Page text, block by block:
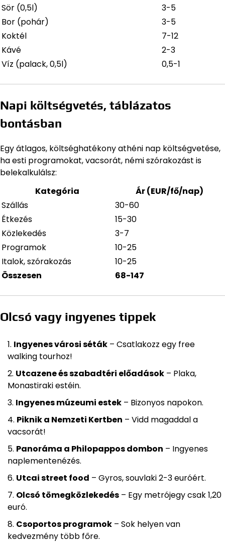
Sör (0,5l)
3-5
Bor (pohár)
3-5
Koktél
7-12
Kávé
2-3
Víz (palack, 0,5l)
0,5-1
Napi költségvetés, táblázatos
bontásban
Egy átlagos, költséghatékony athéni nap költségvetése,
ha esti programokat, vacsorát, némi szórakozást is
belekalkulálsz:
Kategória
Ár (EUR/fő/nap)
Szállás
30-60
Étkezés
15-30
Közlekedés
3-7
Programok
10-25
Italok, szórakozás
10-25
Összesen
68-147
Olcsó vagy ingyenes tippek
Ingyenes városi séták – Csatlakozz egy free
walking tourhoz!
Utcazene és szabadtéri előadások – Plaka,
Monastiraki estéin.
Ingyenes múzeumi estek – Bizonyos napokon.
Piknik a Nemzeti Kertben – Vidd magaddal a
vacsorát!
Panoráma a Philopappos dombon – Ingyenes
naplementenézés.
Utcai street food – Gyros, souvlaki 2-3 euróért.
Olcsó tömegközlekedés – Egy metrójegy csak 1,20
euró.
Csoportos programok – Sok helyen van
kedvezmény több főre.